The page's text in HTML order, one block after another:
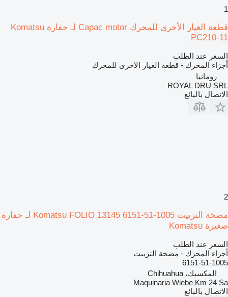
1
قطعة الغيار الأخرى للمحرك Capac motor لـ حفارة Komatsu
PC210-11
السعر عند الطلب
أجزاء المحرك - قطعة الغيار الأخرى للمحرك
رومانيا
ROYAL DRU SRL
الاتصال بالبائع
2
مضخة التزييت Komatsu FOLIO 13145 6151-51-1005 لـ حفارة
صغيرة Komatsu
السعر عند الطلب
أجزاء المحرك - مضخة التزييت
6151-51-1005
المكسيك، Chihuahua
Maquinaria Wiebe Km 24 Sa
الاتصال بالبائع